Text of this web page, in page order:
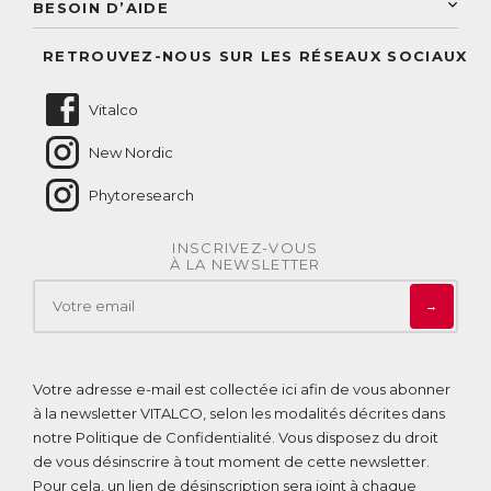
BESOIN D’AIDE
RETROUVEZ-NOUS SUR LES RÉSEAUX SOCIAUX
Vitalco
New Nordic
Phytoresearch
INSCRIVEZ-VOUS
À LA NEWSLETTER
→
Votre adresse e-mail est collectée ici afin de vous abonner
à la newsletter VITALCO, selon les modalités décrites dans
notre Politique de Confidentialité. Vous disposez du droit
de vous désinscrire à tout moment de cette newsletter.
Pour cela, un lien de désinscription sera joint à chaque